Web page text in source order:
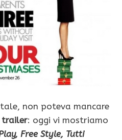
non poteva mancare
trailer: oggi vi mostriamo
Free Style, Tutti